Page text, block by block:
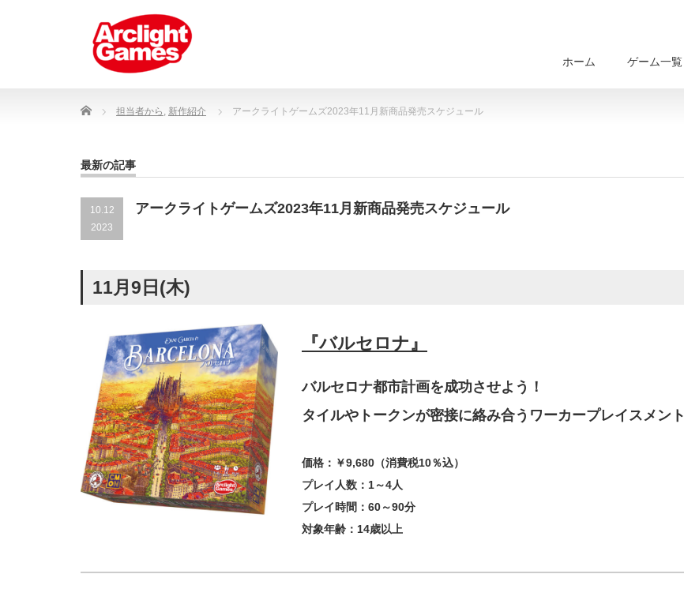
ホーム ゲーム一覧
Home 担当者から , 新作紹介 アークライトゲームズ2023年11月新商品発売スケジュール
最新の記事
10.12
2023
アークライトゲームズ2023年11月新商品発売スケジュール
11月9日(木)
『バルセロナ』
バルセロナ都市計画を成功させよう！
タイルやトークンが密接に絡み合うワーカープレイスメント
価格：￥9,680（消費税10％込）
プレイ人数：1～4人
プレイ時間：60～90分
対象年齢：14歳以上